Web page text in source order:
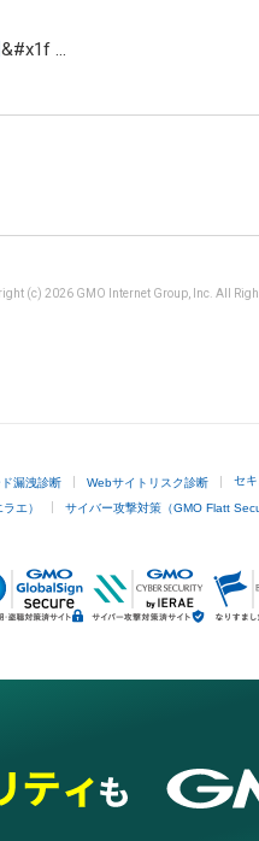
&#x1f …
(c) 2026 GMO Internet Group, Inc. All
漏洩診断 Webサイトリスク診断 セ
エ） サイバー攻撃対策（GMO Flatt